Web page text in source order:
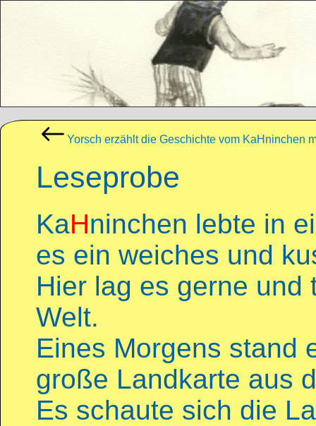
Yorsch erzählt die Geschichte vom KaHninchen
Leseprobe
KaHninchen lebte in
es ein weiches und
Hier lag es gerne
Welt.
Eines Morgens stand
große Landkarte aus
Es schaute sich die